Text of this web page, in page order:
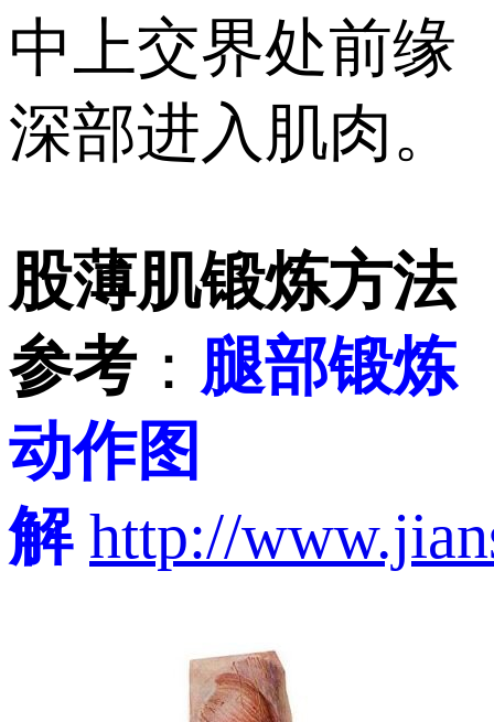
中上交界处前缘
深部进入肌肉。
股薄肌锻炼方法
参考： 腿部锻炼
动作图
解 http://